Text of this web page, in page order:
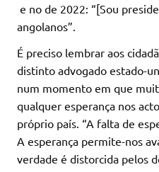
e no de 2022: “[Sou
angolanos”.
É preciso lembrar aos
distinto advogado estado-
num momento em que
qualquer esperança nos
próprio país. “A falta de
A esperança permite-nos
verdade é distorcida pelos